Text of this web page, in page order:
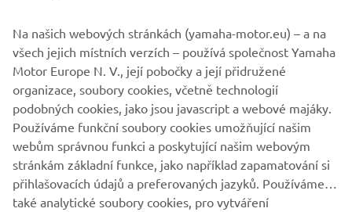
Na našich webových stránkách (yamaha-motor.eu) – a na
všech jejich místních verzích – používá společnost Yamaha
Motor Europe N. V., její pobočky a její přidružené
organizace, soubory cookies, včetně technologií
podobných cookies, jako jsou javascript a webové majáky.
Používáme funkční soubory cookies umožňující našim
webům správnou funkci a poskytující našim webovým
stránkám základní funkce, jako například zapamatování si
přihlašovacích údajů a preferovaných jazyků. Používáme
také analytické soubory cookies, pro vytváření